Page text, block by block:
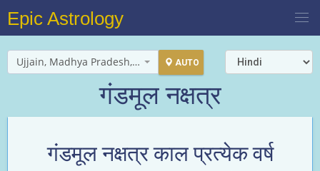
Epic Astrology
Ujjain, Madhya Pradesh, India AUTO
गंडमूल नक्षत्र
गंडमूल नक्षत्र काल प्रत्येक वर्ष